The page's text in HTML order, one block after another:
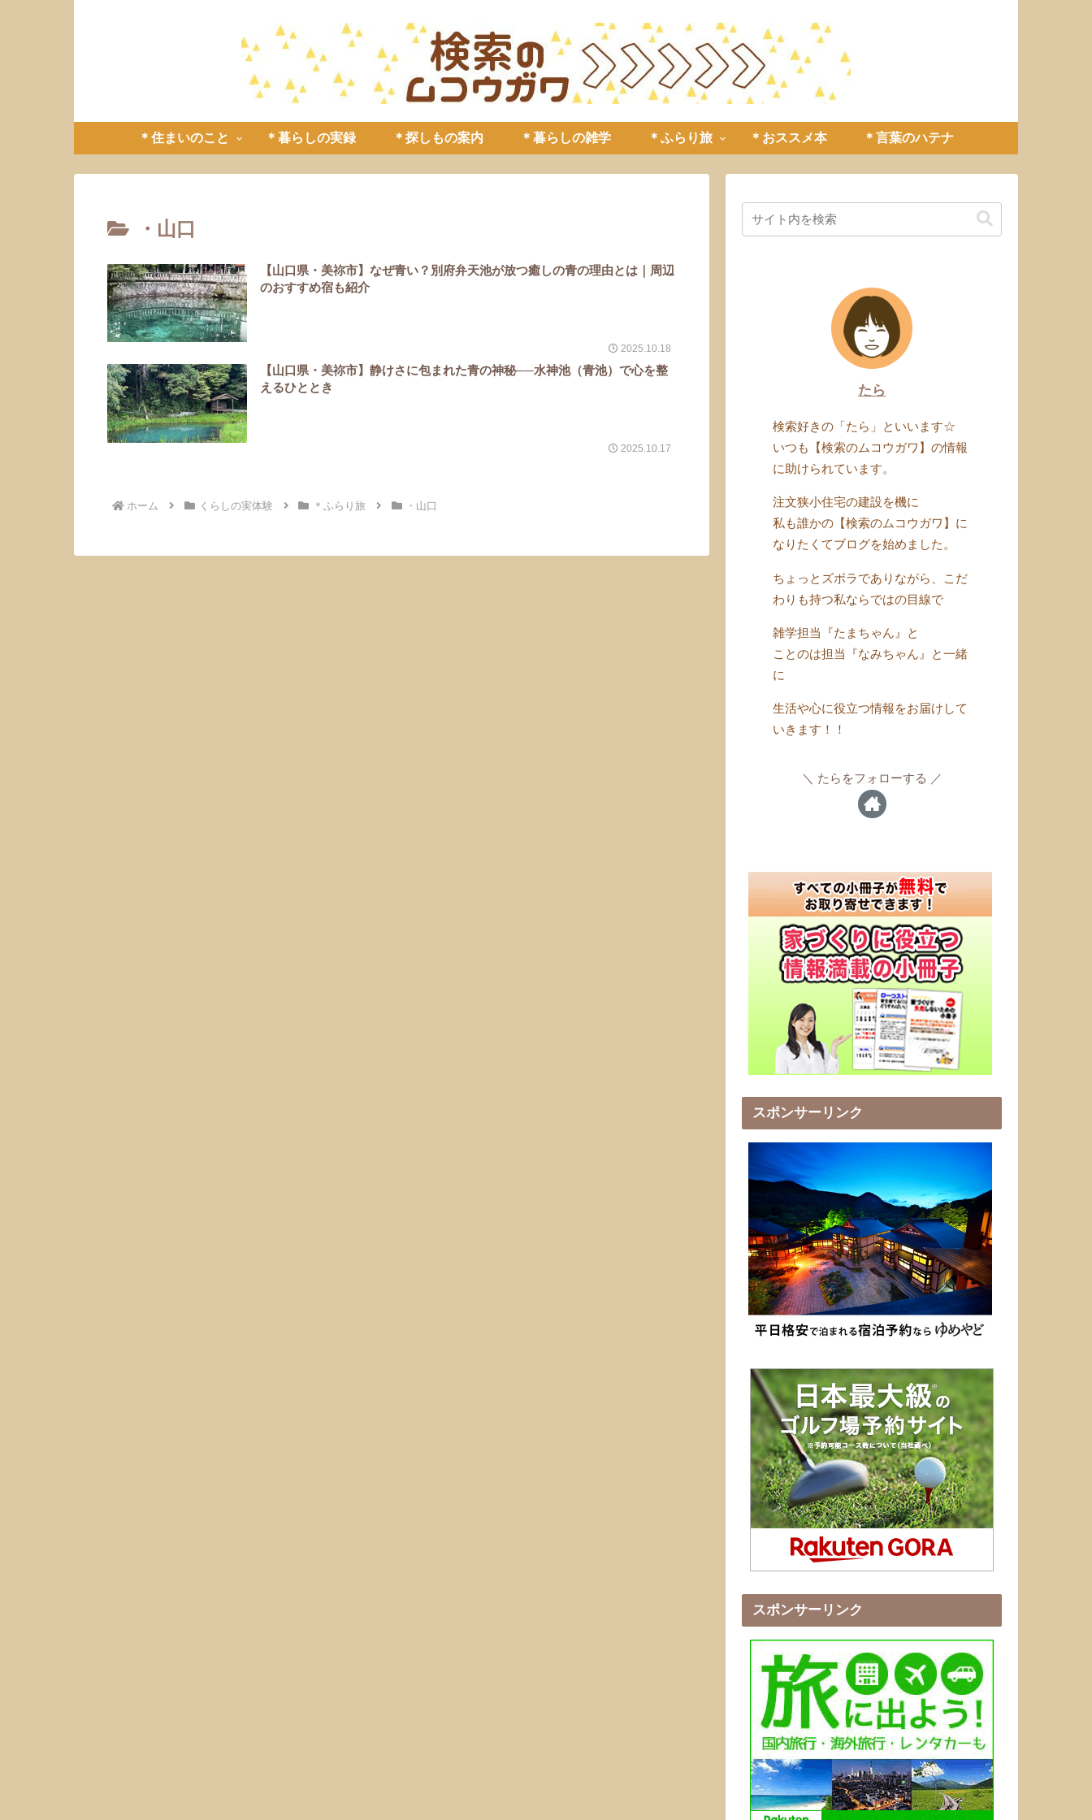
＊住まいのこと ＊暮らしの実録 ＊探しもの案内 ＊暮らしの雑学 ＊ふらり旅 ＊おススメ本 ＊言葉のハテナ
・山口
【山口県・美祢市】なぜ青い？別府弁天池が放つ癒しの青の理由とは｜周辺
のおすすめ宿も紹介
2025.10.18
【山口県・美祢市】静けさに包まれた青の神秘──水神池（青池）で心を整
えるひととき
2025.10.17
ホーム くらしの実体験 ＊ふらり旅 ・山口
たら
検索好きの「たら」といいます☆
いつも【検索のムコウガワ】の情報
に助けられています。
注文狭小住宅の建設を機に
私も誰かの【検索のムコウガワ】に
なりたくてブログを始めました。
ちょっとズボラでありながら、こだ
わりも持つ私ならではの目線で
雑学担当『たまちゃん』と
ことのは担当『なみちゃん』と一緒
に
生活や心に役立つ情報をお届けして
いきます！！
たらをフォローする
スポンサーリンク
スポンサーリンク